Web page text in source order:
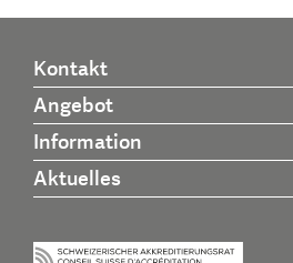
Kontakt
Angebot
Information
Aktuelles